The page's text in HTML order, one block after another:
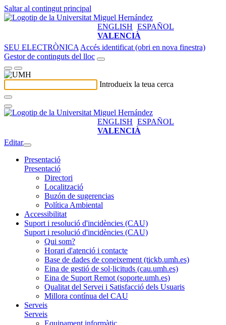
Saltar al contingut principal
ENGLISH ESPAÑOL
VALENCIÀ
SEU ELECTRÒNICA Accés identificat (obri en nova finestra)
Gestor de continguts del lloc
Introdueix la teua cerca
ENGLISH ESPAÑOL
VALENCIÀ
Editar
Presentació
Presentació
Directori
Localització
Buzón de sugerencias
Política Ambiental
Accessibilitat
Suport i resolució d'incidències (CAU)
Suport i resolució d'incidències (CAU)
Qui som?
Horari d'atenció i contacte
Base de dades de coneixement (tickb.umh.es)
Eina de gestió de sol·licituds (cau.umh.es)
Eina de Suport Remot (soporte.umh.es)
Qualitat del Servei i Satisfacció dels Usuaris
Millora contínua del CAU
Serveis
Serveis
Equipament informàtic